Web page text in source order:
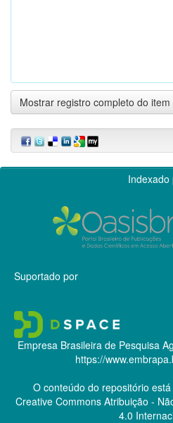
Mostrar registro completo do item
Indexado
Suportado por
Empresa Brasileira de Pesquisa
https://
O conteúdo do repositório
Creative CommonsAtribuição -
4.0